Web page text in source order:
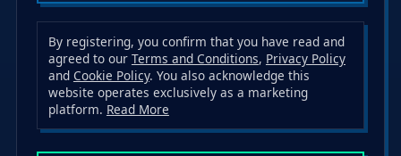
n
i
t
e
d
S
t
By registering, you confirm that you have read and
agreed to our Terms and Conditions, Privacy Policy
and Cookie Policy. You also acknowledge this
website operates exclusively as a marketing
platform. Read More